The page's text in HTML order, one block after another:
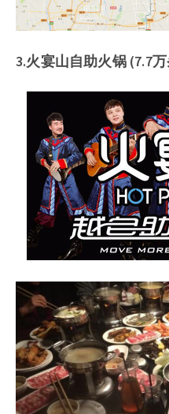
3.火宴山自助火锅 (7.7